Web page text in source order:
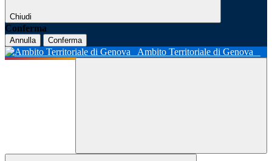
Chiudi
Conferma
Annulla Conferma
Ambito Territoriale di Genova